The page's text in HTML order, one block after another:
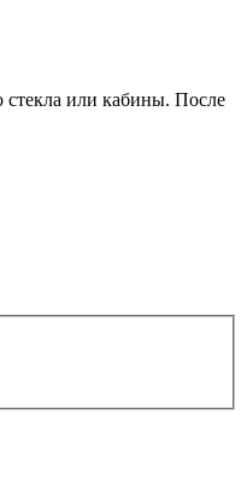
стекла или кабины. После